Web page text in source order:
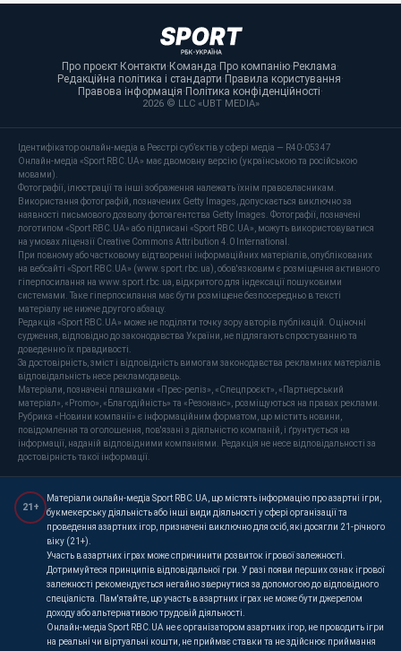
Про проєкт·Контакти·Команда·Про компанію·Реклама·
Редакційна політика і стандарти·Правила користування·
Правова інформація·Політика конфіденційності·
2026 © LLC «UBT MEDIA»
Ідентифікатор онлайн-медіа в Реєстрі суб’єктів у сфері медіа — R40-05347
Онлайн-медіа «Sport RBC.UA» має двомовну версію (українською та російською
мовами).
Фотографії, ілюстрації та інші зображення належать їхнім правовласникам.
Використання фотографій, позначених Getty Images, допускається виключно за
наявності письмового дозволу фотоагентства Getty Images. Фотографії, позначені
логотипом «Sport RBC.UA» або підписані «Sport RBC.UA», можуть використовуватися
на умовах ліцензії Creative Commons Attribution 4.0 International.
При повному або частковому відтворенні інформаційних матеріалів, опублікованих
на вебсайті «Sport RBC.UA» (www.sport.rbc.ua), обов'язковим є розміщення активного
гіперпосилання на www.sport.rbc.ua, відкритого для індексації пошуковими
системами. Таке гіперпосилання має бути розміщене безпосередньо в тексті
матеріалу не нижче другого абзацу.
Редакція «Sport RBC.UA» може не поділяти точку зору авторів публікацій. Оціночні
судження, відповідно до законодавства України, не підлягають спростуванню та
доведенню їх правдивості.
За достовірність, зміст і відповідність вимогам законодавства рекламних матеріалів
відповідальність несе рекламодавець.
Матеріали, позначені плашками «Прес-реліз», «Спецпроєкт», «Партнерський
матеріал», «Promo», «Благодійність» та «Резонанс», розміщуються на правах реклами.
Рубрика «Новини компанії» є інформаційним форматом, що містить новини,
повідомлення та оголошення, пов'язані з діяльністю компаній, і ґрунтується на
інформації, наданій відповідними компаніями. Редакція не несе відповідальності за
достовірність такої інформації.
21+
Матеріали онлайн-медіа Sport RBC.UA, що містять інформацію про азартні ігри,
букмекерську діяльність або інші види діяльності у сфері організації та
проведення азартних ігор, призначені виключно для осіб, які досягли 21-річного
віку (21+).
Участь в азартних іграх може спричинити розвиток ігрової залежності.
Дотримуйтеся принципів відповідальної гри. У разі появи перших ознак ігрової
залежності рекомендується негайно звернутися за допомогою до відповідного
спеціаліста. Пам'ятайте, що участь в азартних іграх не може бути джерелом
доходу або альтернативою трудовій діяльності.
Онлайн-медіа Sport RBC.UA не є організатором азартних ігор, не проводить ігри
на реальні чи віртуальні кошти, не приймає ставки та не здійснює приймання